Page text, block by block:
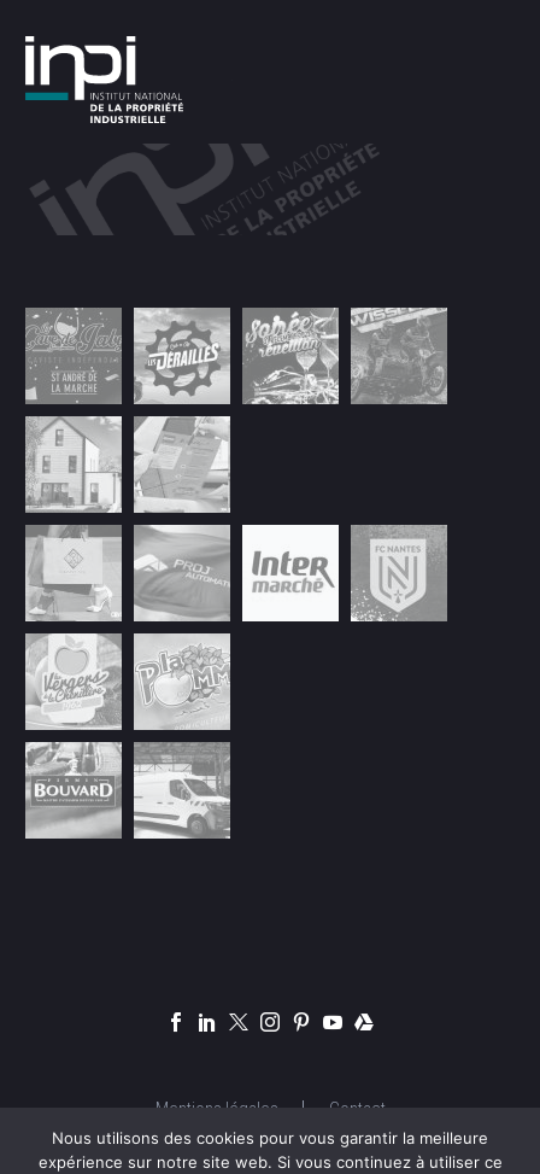
Mentions légales Contact
Nous utilisons des cookies pour vous garantir la meilleure
expérience sur notre site web. Si vous continuez à utiliser ce